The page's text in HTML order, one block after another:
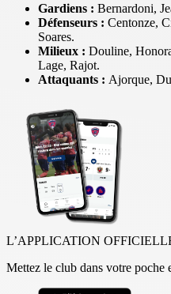
Gardiens : Bernardoni,
Défenseurs : Centonze,
Soares.
Milieux : Douline,
Lage, Rajot.
Attaquants : Ajorque,
L’APPLICATION
Mettez le club dans votre poche